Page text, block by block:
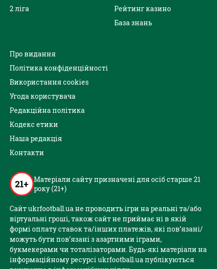
2 ліга
Рейтинг казино
База знань
Про видання
Політика конфіденційності
Використання cookies
Угода користувача
Редакційна політика
Кодекс етики
Наша редакція
Контакти
21+ Матеріали сайту призначені для осіб старше 21
року (21+)
Сайт ukrfootball.ua не проводить ігри на реальні та/або
віртуальні гроші, також сайт не приймає ні в якій
формі оплату ставок та/інших платежів, які пов’язані/
можуть бути пов’язані з азартними іграми,
букмекерами чи тоталізаторами. Будь-які матеріали на
інформаційному ресурсі ukrfootball.ua публікуються